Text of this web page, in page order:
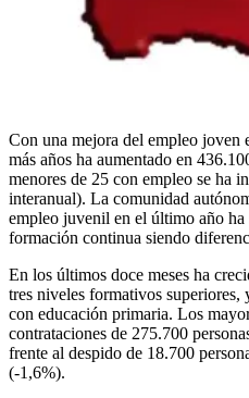
Con una mejora del empleo joven
más años ha aumentado en
menores de 25 con empleo se ha
interanual). La comunidad
empleo juvenil en el último año
formación continua siendo
En los últimos doce meses ha
tres niveles formativos superiores,
con educación primaria. Los
contrataciones de 275.700
frente al despido de 18.700
(-1,6%).